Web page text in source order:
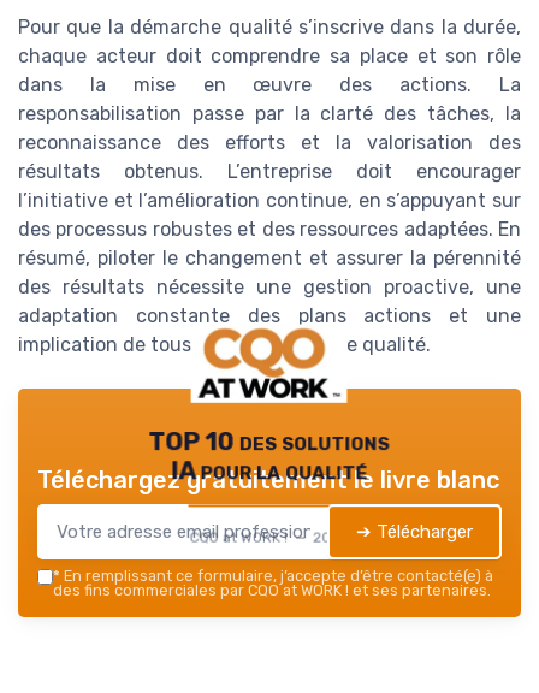
Pour que la démarche qualité s’inscrive dans la durée,
chaque acteur doit comprendre sa place et son rôle
dans la mise en œuvre des actions. La
responsabilisation passe par la clarté des tâches, la
reconnaissance des efforts et la valorisation des
résultats obtenus. L’entreprise doit encourager
l’initiative et l’amélioration continue, en s’appuyant sur
des processus robustes et des ressources adaptées. En
résumé, piloter le changement et assurer la pérennité
des résultats nécessite une gestion proactive, une
adaptation constante des plans actions et une
implication de tous dans la démarche qualité.
TOP 10 des solutions
IA pour la qualité
CQO at WORK ! — 2026
Téléchargez gratuitement le livre blanc
➔ Télécharger
* En remplissant ce formulaire, j’accepte d’être contacté(e) à
des fins commerciales par CQO at WORK ! et ses partenaires.